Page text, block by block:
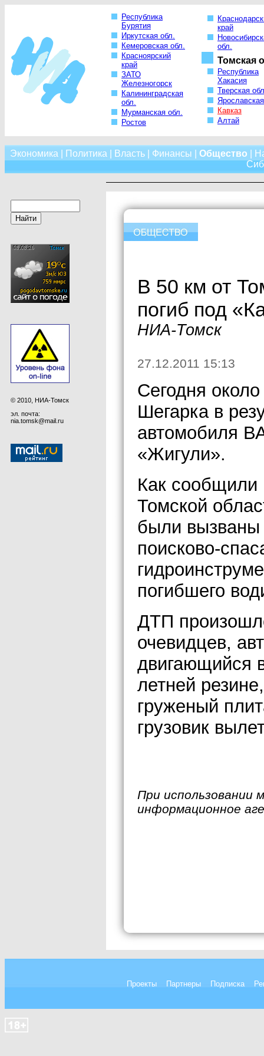
Республика
Бурятия
Иркутская обл.
Кемеровская обл.
Красноярский
край
ЗАТО
Железногорск
Калининградская
обл.
Мурманская обл.
Ростов
край
обл.
Томская
Республика
Хакасия
Тверская
Кавказ
Алтай
Экономика Политика Власть| Финансы Общество
© 2010, НИА-Томск
эл. почта:
nia.tomsk@mail.ru
В 50 км от
погиб под
НИА-Томск
27.12.2011 15:13
Сегодня
Шегарка в
автомобиля
«Жигули».
Как
Томской
были вызваны
поисково-
погибшего
ДТП
очевидцев,
двигающийся
летней
груженый
грузовик
При использовании
информационное
Проекты Партнеры Подписка